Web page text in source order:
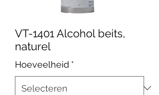
VT-1401 Alcohol beits,
naturel
Hoeveelheid *